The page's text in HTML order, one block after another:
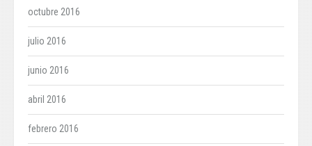
octubre 2016
julio 2016
junio 2016
abril 2016
febrero 2016